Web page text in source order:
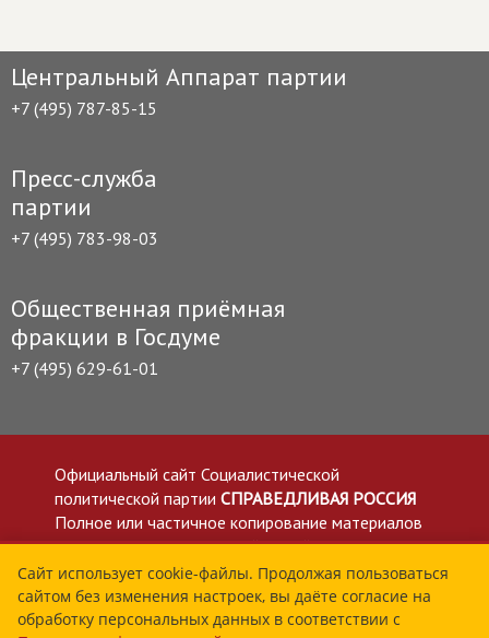
Центральный Аппарат партии
+7 (495) 787-85-15
Пресс-служба
партии
+7 (495) 783-98-03
Общественная приёмная
фракции в Госдуме
+7 (495) 629-61-01
Официальный сайт Социалистической
политической партии СПРАВЕДЛИВАЯ РОССИЯ
Полное или частичное копирование материалов
приветствуется со ссылкой на сайт spravedlivo.ru
Политика в отношении обработки персональных
данных
Все материалы сайта spravedlivo.ru доступны по
Сайт использует cookie-файлы. Продолжая пользоваться
сайтом без изменения настроек, вы даёте согласие на
обработку персональных данных в соответствии с